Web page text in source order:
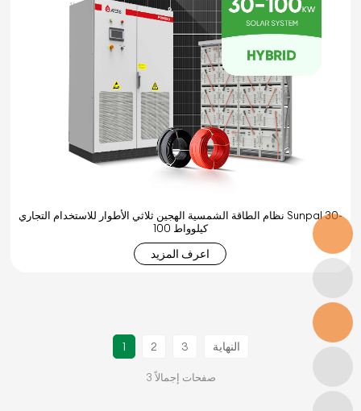
نظام الطاقة الشمسية الهجين ثلاثي الأطوار للاستخدام التجاري Sunpal 30-
100 كيلوواط
اعرف المزيد
1 2 3 النهاية
3 صفحات إجمالاً